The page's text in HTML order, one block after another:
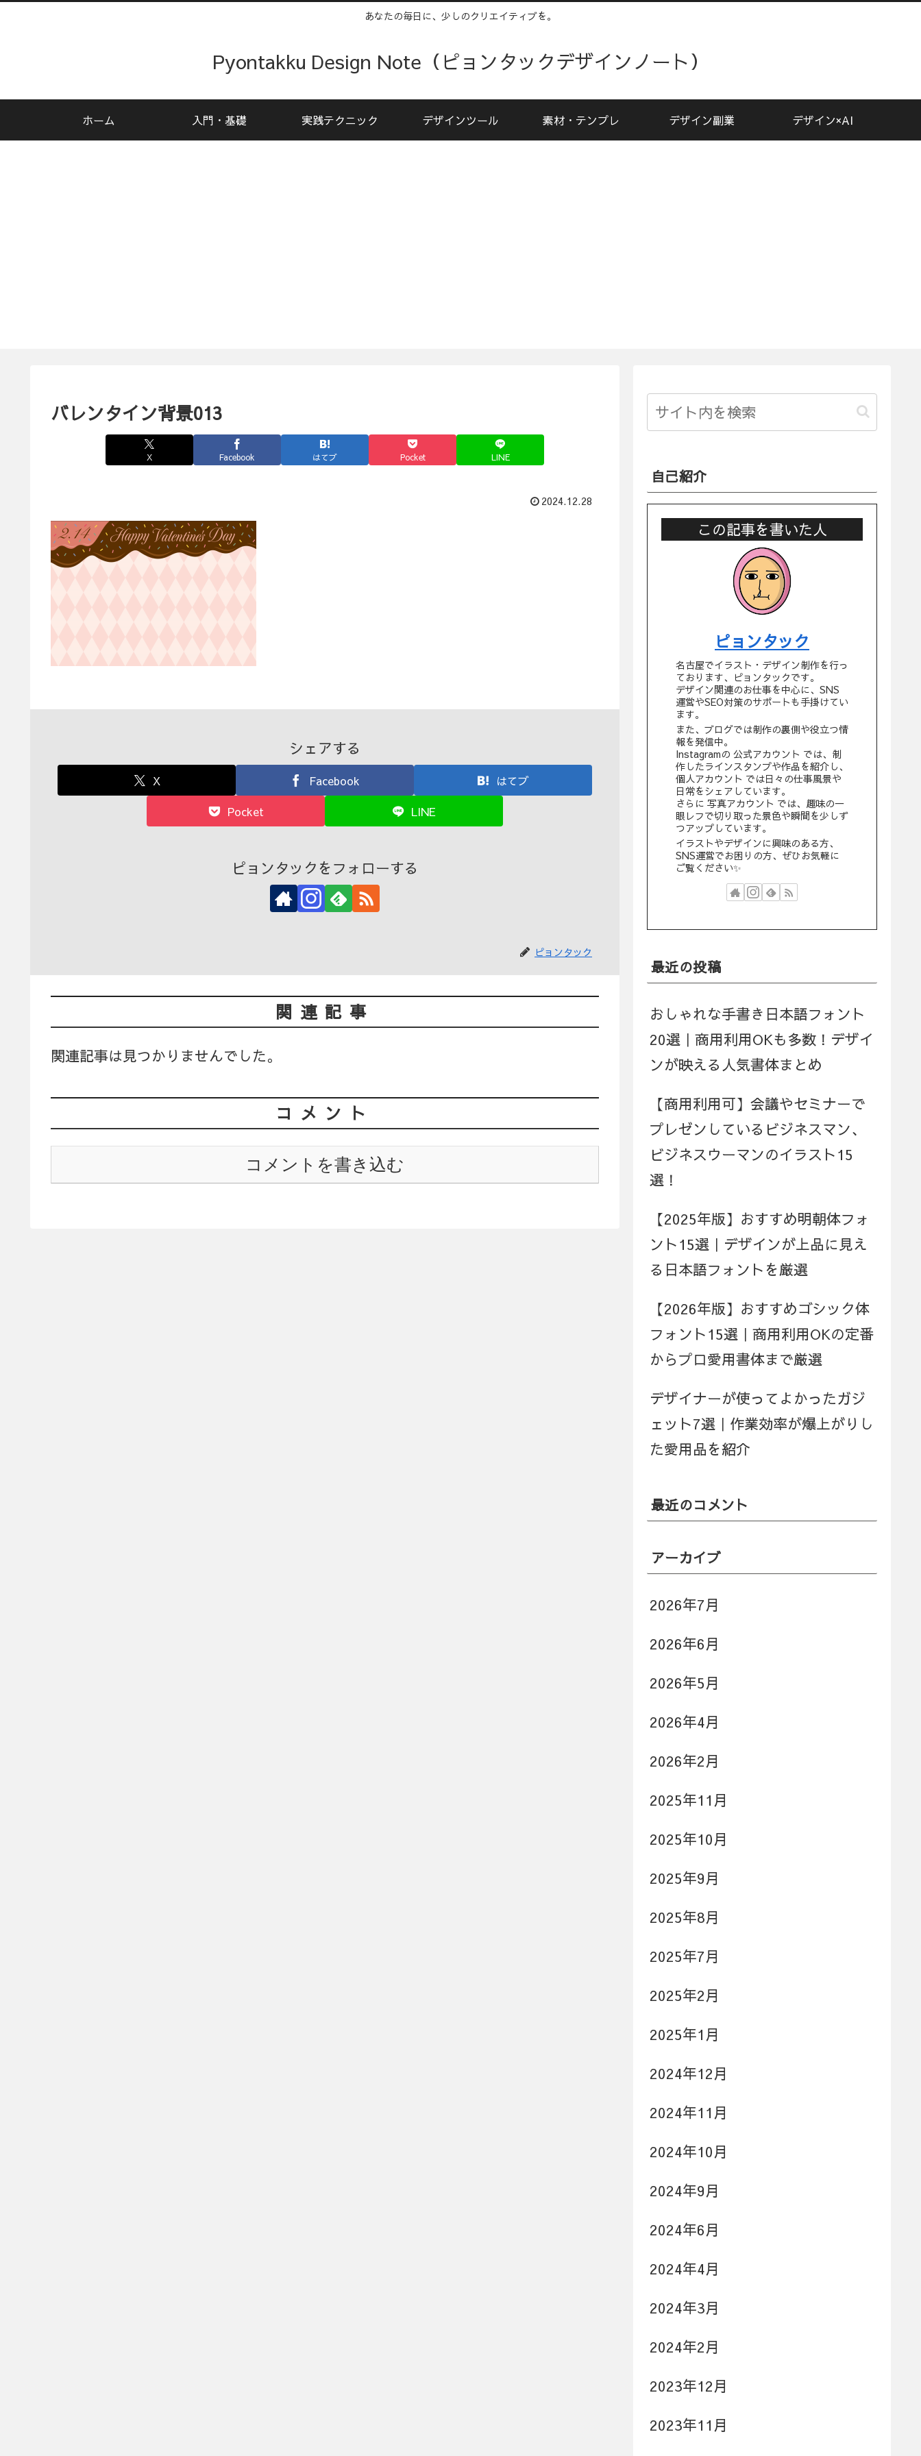
あなたの毎日に、少しのクリエイティブを。
Pyontakku Design Note（ピョンタックデザインノート）
ホーム 入門・基礎 実践テクニック デザインツール 素材・テンプレ デザイン副業 デザイン×AI
バレンタイン背景013
X Facebook はてブ Pocket LINE
2024.12.28
シェアする
X Facebook はてブ
Pocket LINE
ピョンタックをフォローする
ピョンタック
関連記事
関連記事は見つかりませんでした。
コメント
コメントを書き込む
自己紹介
この記事を書いた人
ピョンタック
名古屋でイラスト・デザイン制作を行っ
ております、ピョンタックです。
デザイン関連のお仕事を中心に、SNS
運営やSEO対策のサポートも手掛けてい
ます。
また、ブログでは制作の裏側や役立つ情
報を発信中。
Instagramの 公式アカウント では、制
作したラインスタンプや作品を紹介し、
個人アカウント では日々の仕事風景や
日常をシェアしています。
さらに 写真アカウント では、趣味の一
眼レフで切り取った景色や瞬間を少しず
つアップしています。
イラストやデザインに興味のある方、
SNS運営でお困りの方、ぜひお気軽に
ご覧ください✨
最近の投稿
おしゃれな手書き日本語フォント
20選｜商用利用OKも多数！デザイ
ンが映える人気書体まとめ
【商用利用可】会議やセミナーで
プレゼンしているビジネスマン、
ビジネスウーマンのイラスト15
選！
【2025年版】おすすめ明朝体フォ
ント15選｜デザインが上品に見え
る日本語フォントを厳選
【2026年版】おすすめゴシック体
フォント15選｜商用利用OKの定番
からプロ愛用書体まで厳選
デザイナーが使ってよかったガジ
ェット7選｜作業効率が爆上がりし
た愛用品を紹介
最近のコメント
アーカイブ
2026年7月
2026年6月
2026年5月
2026年4月
2026年2月
2025年11月
2025年10月
2025年9月
2025年8月
2025年7月
2025年2月
2025年1月
2024年12月
2024年11月
2024年10月
2024年9月
2024年6月
2024年4月
2024年3月
2024年2月
2023年12月
2023年11月